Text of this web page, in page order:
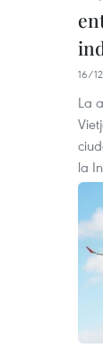
16/
La
la